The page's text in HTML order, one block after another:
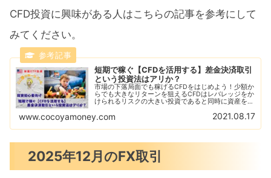
CFD投資に興味がある人はこちらの記事を参考にして
みてください。
短期で稼ぐ【CFDを活用する】差金決済取引
という投資法はアリか？
市場の下落局面でも稼げるCFDをはじめよう！少額か
らでも大きなリターンを狙えるCFDはレバレッジをか
けられるリスクの大きい投資であると同時に資産を急
リック証券がおすすめ！デモ取引で練習しよう！
www.cocoyamoney.com 2021.08.17
2025年12月のFX取引